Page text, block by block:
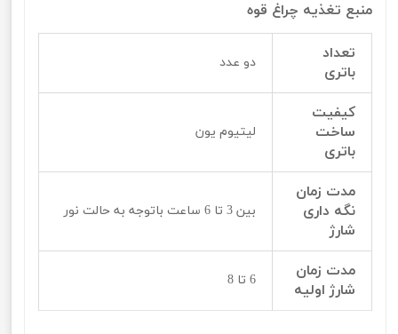
منبع تغذیه چراغ قوه
تعداد
باتری
دو عدد
کیفیت
ساخت
باتری
لیتیوم یون
مدت زمان
نگه داری
شارژ
بین 3 تا 6 ساعت باتوجه به حالت نور
مدت زمان
شارژ اولیه
6 تا 8